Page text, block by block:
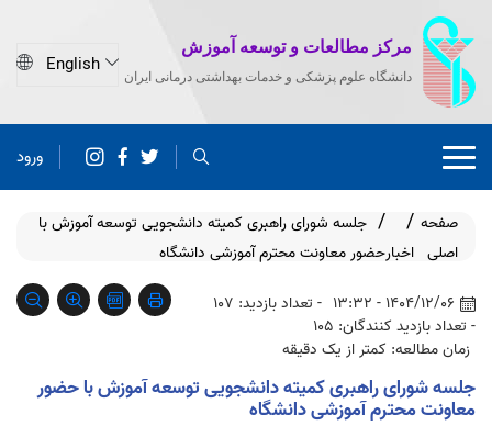
مرکز مطالعات و توسعه آموزش
دانشگاه علوم پزشکی و خدمات بهداشتی درمانی ایران
ورود
صفحه
اصلی اخبار
جلسه شورای راهبری کمیته دانشجویی توسعه آموزش با
حضور معاونت محترم آموزشی دانشگاه
1404/12/06 - 13:32
- تعداد بازدید: 107
- تعداد بازدید کنندگان: 105
زمان مطالعه: کمتر از یک دقیقه
جلسه شورای راهبری کمیته دانشجویی توسعه آموزش با حضور
معاونت محترم آموزشی دانشگاه